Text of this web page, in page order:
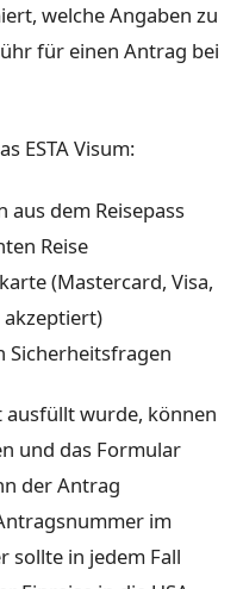
welche Angaben zu
für einen Antrag bei
ESTA Visum:
dem Reisepass
Reise
(Mastercard, Visa,
akzeptiert)
Sicherheitsfragen
wurde, können
und das Formular
der Antrag
im
sollte in jedem Fall